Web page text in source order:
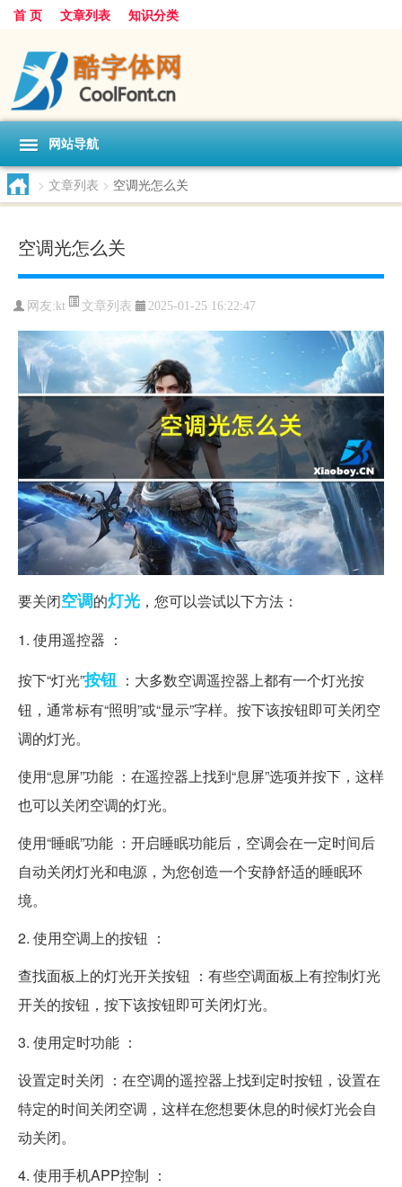
首 页 文章列表 知识分类
网站导航
> 文章列表 > 空调光怎么关
空调光怎么关
网友: kt 文章列表 2025-01-25 16:22:47
要关闭空调的灯光 ，您可以尝试以下方法：
1. 使用遥控器 ：
按下“灯光”按钮 ：大多数空调遥控器上都有一个灯光按
钮，通常标有“照明”或“显示”字样。按下该按钮即可关闭空
调的灯光。
使用“息屏”功能 ：在遥控器上找到“息屏”选项并按下，这样
也可以关闭空调的灯光。
使用“睡眠”功能 ：开启睡眠功能后，空调会在一定时间后
自动关闭灯光和电源，为您创造一个安静舒适的睡眠环
境。
2. 使用空调上的按钮 ：
查找面板上的灯光开关按钮 ：有些空调面板上有控制灯光
开关的按钮，按下该按钮即可关闭灯光。
3. 使用定时功能 ：
设置定时关闭 ：在空调的遥控器上找到定时按钮，设置在
特定的时间关闭空调，这样在您想要休息的时候灯光会自
动关闭。
4. 使用手机APP控制 ：